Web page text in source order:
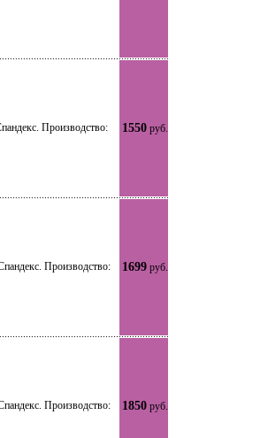
Производство:
1550 руб.
Производство:
1699 руб.
Производство:
1850 руб.